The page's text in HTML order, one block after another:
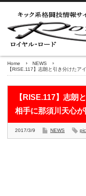
Home
NEWS
【RISE.117】志朗と引き分けたア
【RISE.117】志朗
相手に那須川天心
2017/3/9 NEWS